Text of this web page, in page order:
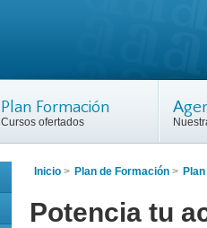
Plan Formación
Cursos ofertados
Inicio > Plan de Formación >
Potencia tu